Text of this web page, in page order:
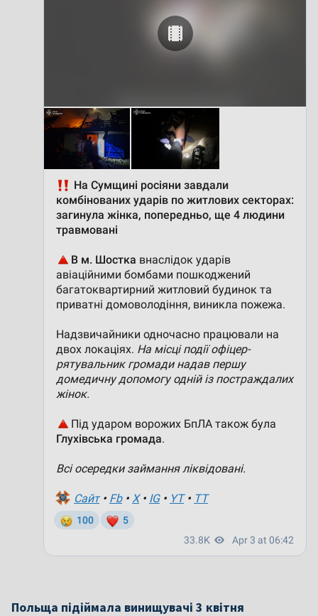
Польща підіймала винищувачі 3 квітня